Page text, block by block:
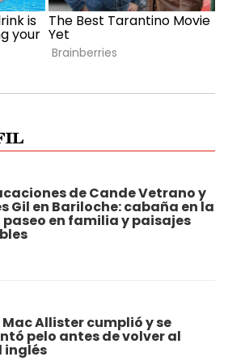
de Cande Vetrano y
Gil en Bariloche: cabaña en la
paseo en familia y paisajes
Mac Allister cumplió y se
pelo antes de volver al
inglés